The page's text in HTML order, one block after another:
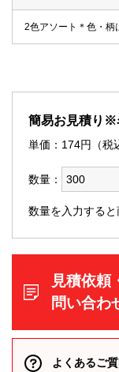
2色アソート＊色・柄
簡易お見積り※
単価： 174円（税
数量：
数量を入力する
見積依頼
問い合わ
よくあるご